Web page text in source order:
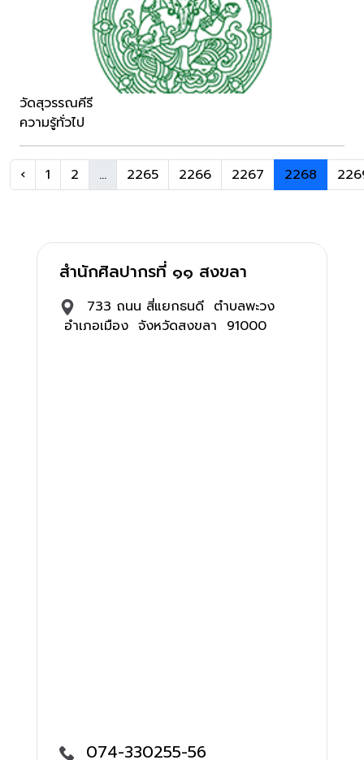
วัดสุวรรณคีรี
ความรู้ทั่วไป
‹ 1 2 ... 2265 2266 2267 2268
สำนักศิลปากรที่ ๑๑ สงขลา
733 ถนน สี่แยกธนดี ตำบลพะวง
อำเภอเมือง จังหวัดสงขลา 91000
074-330255-56